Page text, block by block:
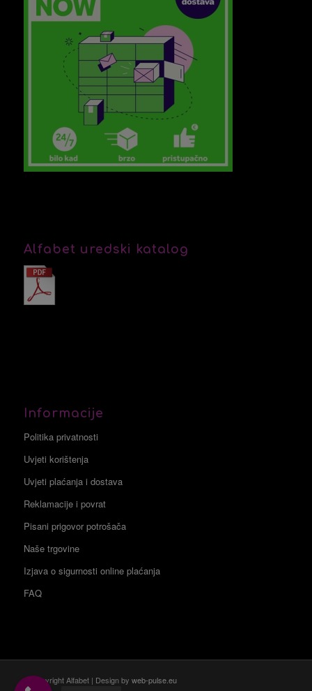
Alfabet uredski katalog
Informacije
Politika privatnosti
Uvjeti korištenja
Uvjeti plaćanja i dostava
Reklamacije i povrat
Pisani prigovor potrošača
Naše trgovine
Izjava o sigurnosti online plaćanja
FAQ
© Copyright Alfabet | Design by web-pulse.eu